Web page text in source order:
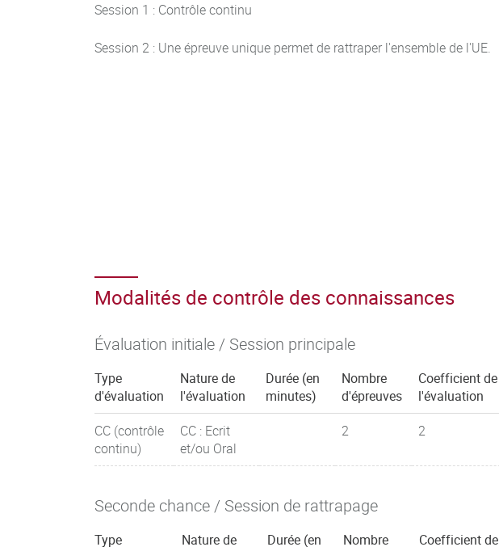
Session 1 : Contrôle continu
Session 2 : Une épreuve unique permet de rattraper l'ensemble de l'UE.
Modalités de contrôle des connaissances
Évaluation initiale / Session principale
Type
d'évaluation
Nature de
l'évaluation
Durée (en
minutes)
Nombre
d'épreuves
Coefficient de
l'évaluation
CC (contrôle
continu)
CC : Ecrit
et/ou Oral
2 2
Seconde chance / Session de rattrapage
Type
Nature de
Durée (en
Nombre
Coefficient de